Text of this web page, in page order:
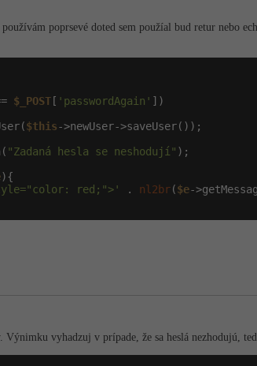
poprsevé doted sem použíal bud retur nebo
$_POST [ 'passwordAgain' ])
$this->newUser->saveUser());
"Zadaná hesla se neshodují" );
){
red;">' . nl2br($e-
vyhadzuj v prípade, že sa heslá nezhodujú,